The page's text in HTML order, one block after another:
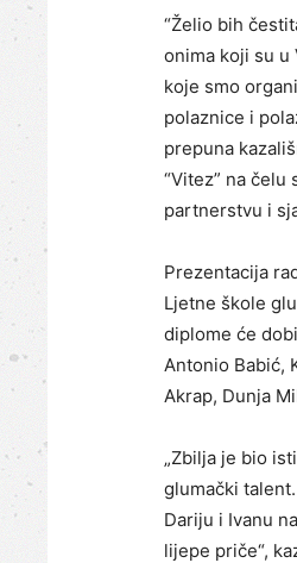
“Želio bih
onima koji su
koje smo
polaznice i
prepuna
“Vitez” na
partnerstvu i
Prezentacija
Ljetne škole
diplome će
Antonio Babić,
Akrap, Dunja
„Zbilja je bio
glumački
Dariju i Ivanu
lijepe priče“,